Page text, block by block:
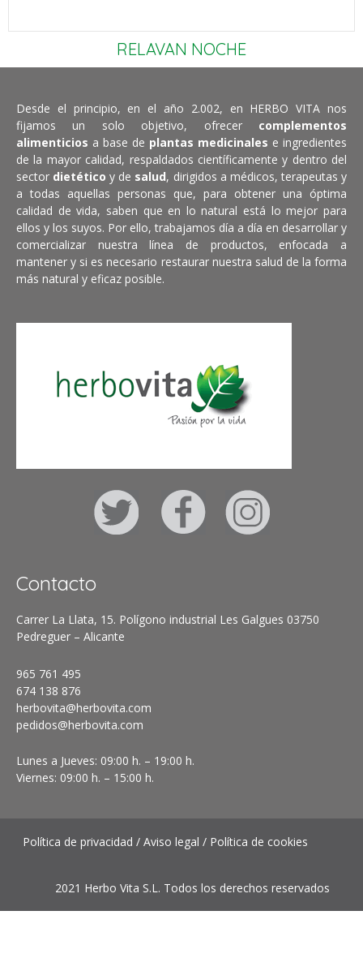
RELAVAN NOCHE
Desde el principio, en el año 2.002, en HERBO VITA nos
fijamos un solo objetivo, ofrecer complementos
alimenticios a base de plantas medicinales e ingredientes
de la mayor calidad, respaldados científicamente y dentro del
sector dietético y de salud, dirigidos a médicos, terapeutas y
a todas aquellas personas que, para obtener una óptima
calidad de vida, saben que en lo natural está lo mejor para
ellos y los suyos. Por ello, trabajamos día a día en desarrollar y
comercializar nuestra línea de productos, enfocada a
mantener y si es necesario restaurar nuestra salud de la forma
más natural y eficaz posible.
Contacto
Carrer La Llata, 15. Polígono industrial Les Galgues 03750
Pedreguer – Alicante
965 761 495
674 138 876
herbovita@herbovita.com
pedidos@herbovita.com
Lunes a Jueves: 09:00 h. – 19:00 h.
Viernes: 09:00 h. – 15:00 h.
Política de privacidad / Aviso legal / Política de cookies
2021 Herbo Vita S.L. Todos los derechos reservados